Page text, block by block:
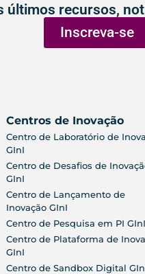
últimos recursos,
Inscreva-se
Centros de Inovação
Centro de Laboratório de
GInI
Centro de Desafios de
GInI
Centro de Lançamento de
Inovação GInI
Centro de Pesquisa em PI GInI
Centro de Plataforma de
GInI
Centro de Sandbox Digital